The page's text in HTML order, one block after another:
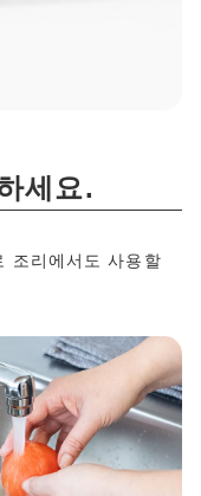
세요.
조리에서도 사용할